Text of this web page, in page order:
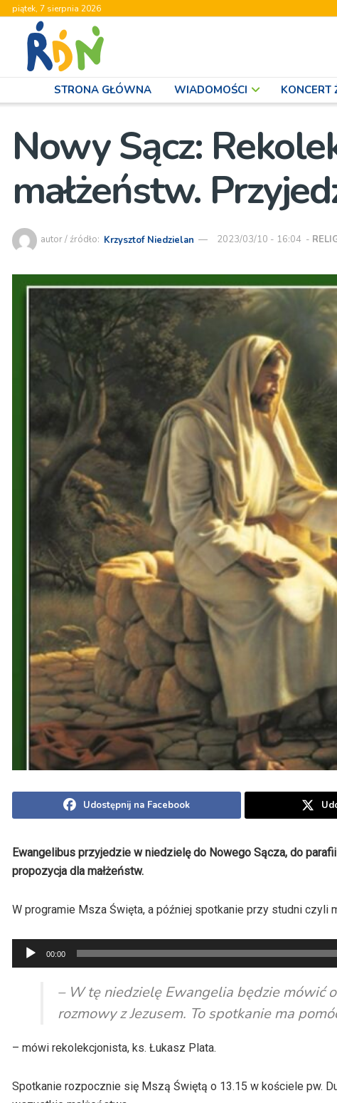
piątek, 7 sierpnia 2026
STRONA GŁÓWNA WIADOMOŚCI KONCERT
Nowy Sącz:
małżeństw.
autor / źródło: Krzysztof Niedzielan 2023/03/10 - 16:04 -
Udostępnij na Facebook
Ewangelibus przyjedzie w niedzielę do Nowego Sącza, do
propozycja dla małżeństw.
W programie Msza Święta, a później spotkanie przy studni czyli
Odtwarzacz
plików
dźwiękowych
00:00
– W tę niedzielę Ewangelia będzie mówić
rozmowy z Jezusem. To spotkanie ma
– mówi rekolekcjonista, ks. Łukasz Plata.
Spotkanie rozpocznie się Mszą Świętą o 13.15 w kościele pw.